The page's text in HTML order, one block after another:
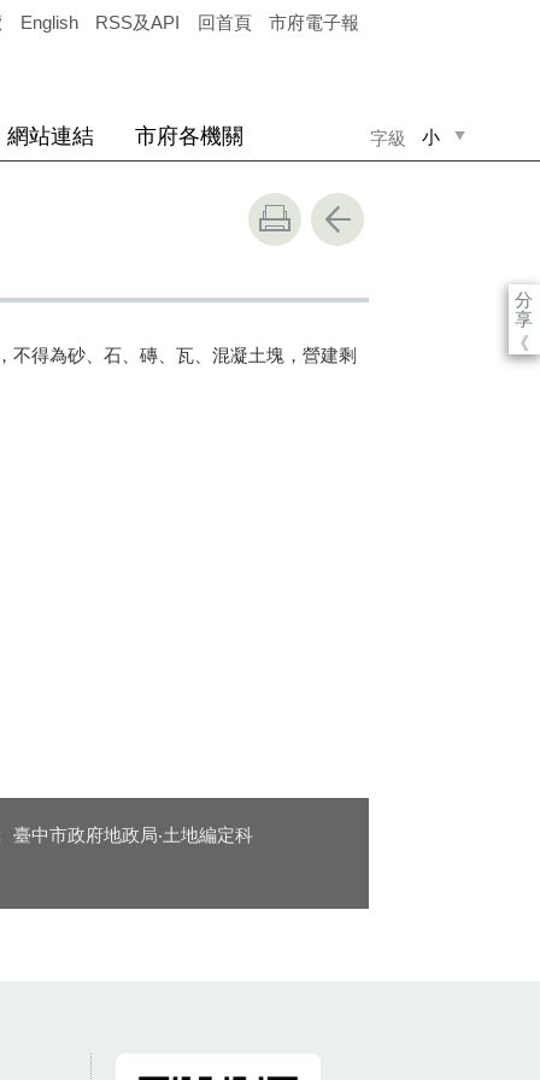
English RSS及API 回首頁 市府電子報
字級 小
網站連結 市府各機關
分
享
《
得為砂、石、磚、瓦、混凝土塊，營建剩
臺中市政府地政局‧土地編定科